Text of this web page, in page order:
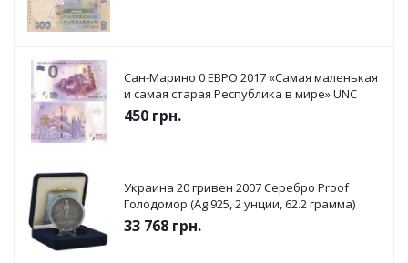
Сан-Марино 0 ЕВРО 2017 «Самая маленькая
и самая старая Республика в мире» UNC
450 грн.
Украина 20 гривен 2007 Серебро Proof
Голодомор (Ag 925, 2 унции, 62.2 грамма)
33 768 грн.